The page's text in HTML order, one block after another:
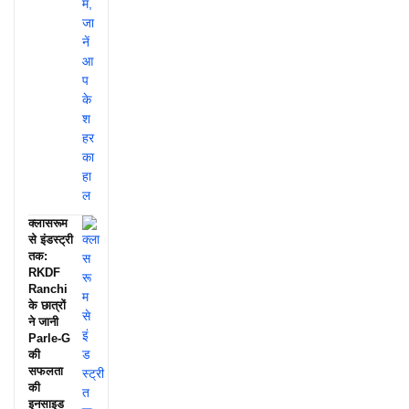
क्लासरूम
से इंडस्ट्री
तक:
RKDF
Ranchi
के छात्रों
ने जानी
Parle-G
की
सफलता
की
इनसाइड